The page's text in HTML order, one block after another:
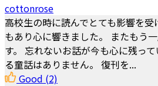
cottonrose
高校生の時に読んでとても影響を
もあり心に響きました。 またもう
す。 忘れないお話が今も心に残っ
る童話はありません。 復刊を...
Good (2)